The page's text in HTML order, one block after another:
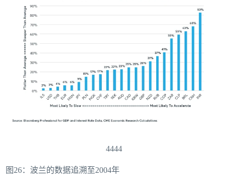
4444
图26：波兰的数据追溯至2004年